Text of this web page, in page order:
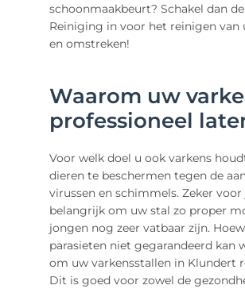
schoonmaakbeurt? Schakel dan
Reiniging in voor het reinigen van
en omstreken!
Waarom uw
professioneel
Voor welk doel u ook varkens
dieren te beschermen tegen de
virussen en schimmels. Zeker
belangrijk om uw stal zo proper
jongen nog zeer vatbaar zijn.
parasieten niet gegarandeerd kan
om uw varkensstallen in Klundert
Dit is goed voor zowel de